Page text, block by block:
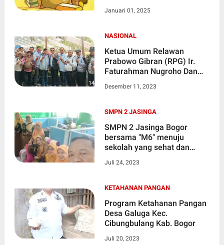
Januari 01, 2025
NASIONAL
Ketua Umum Relawan
Prabowo Gibran (RPG) Ir.
Faturahman Nugroho Dan
Seketaris (RPG) DPW Jawa
Prabowo-Gibran Di Gedung
Madang
Desember 11, 2023
SMPN 2 JASINGA
SMPN 2 Jasinga Bogor
bersama "M6" menuju
sekolah yang sehat dan
Juli 24, 2023
KETAHANAN PANGAN
Program Ketahanan Pangan
Desa Galuga Kec.
Cibungbulang Kab. Bogor
Juli 20, 2023